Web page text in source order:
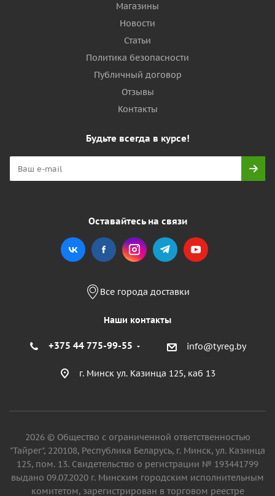
Магазины
Новости
Статьи
Политика безопасности
Публичный договор
Отзывы
Контакты
Будьте всегда в курсе!
Оставайтесь на связи
Все города доставки
Наши контакты
+375 44 775-99-55 info@tyreg.by
г. Минск ул. Казинца 125, каб 13
2026 © Общество с ограниченной ответственностью
"Тайрег", 220108, Республика Беларусь, г. Минск, ул. Казинца
125, пом. 13. Свидетельство о регистрации № 193441799
выдано 09.07.2020 г. Минским городским исполнительным
комитетом, зарегистрирован в торговом реестре